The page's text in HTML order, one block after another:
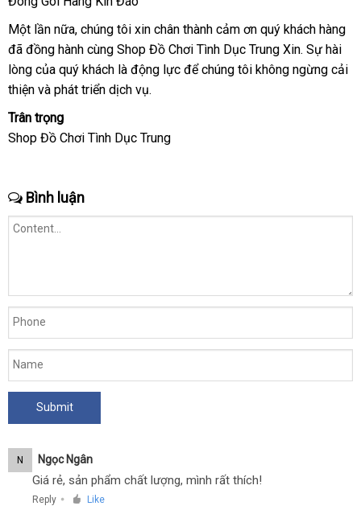
Một lần nữagiá
rẻ
, chúng tôi xin chân thành cảm ơn quý khách hàng
đã đồng hành cùng Shop Đồ Chơi Tình Dục Trung Xinlấy
hàng
. Sự hài
lòng thanh
toán
của quý khách là động lực mới
để chúng tôi khuyến
không ngừng cải
thiện bảo
và phát triển dịch vụ.
Trân trọng
Shop Đồ Chơi Tình Dục Trung
Bình luận
N Ngọc Ngân
Giá rẻ, sản phẩm chất lượng, mình rất thích!
Reply ● Like